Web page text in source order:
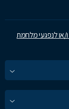
ו/או לנפגעי מלחמת